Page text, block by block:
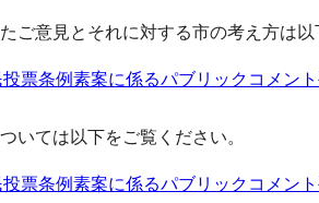
ご意見とそれに対する市の考え方は以
票条例素案に係るパブリックコメン
いては以下をご覧ください。
票条例素案に係るパブリックコメン